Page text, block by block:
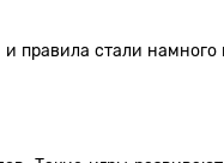
правила стали